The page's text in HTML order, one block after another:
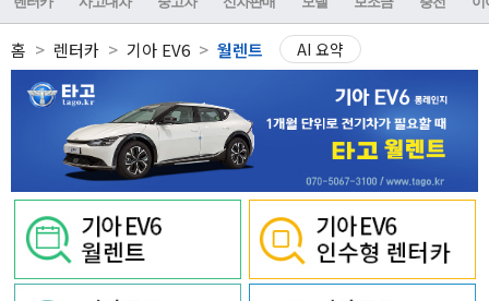
홈 렌터카 기아 EV6 월렌트 AI 요약